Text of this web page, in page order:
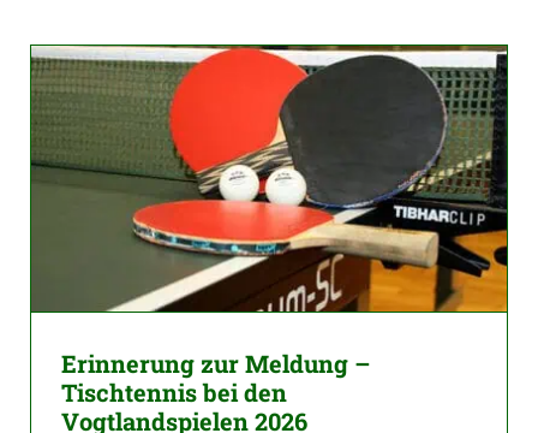
Erinnerung zur Meldung –
Tischtennis bei den
Vogtlandspielen 2026